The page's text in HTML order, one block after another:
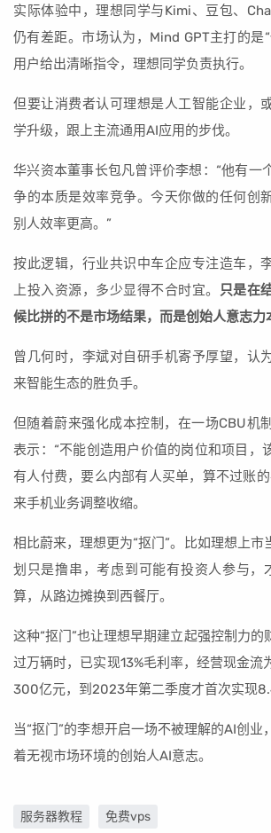
实际体验中，理想同学与Kimi、豆包、
仍有差距。市场认为，Mind GPT主打的是
用户给出清晰指令，理想同学负责执行。
但要让消费者认可理想是人工智能企业，
学升级，跟上主流通用AI应用的步伐。
华兴资本董事长包凡曾评价李想：“他有一
争的本质是效率竞争。今天你做的任何创
别人效率更高。”
按此逻辑，行业共识中车企应专注造车，
上投入资源，多少显得不合时宜。
只是在
候比拼的不是市场结果，而是创始人意志力
曾几何时，李斌对自研手机寄予厚望，认
来智能生态的胜负手。
但随着蔚来强化成本控制，在一场CBU机
表示：“不能创造用户价值的岗位和项目，
有人付费，要么内部有人买单，算不过账
来手机业务调整收缩。
相比蔚来，理想更为“抠门”。比如理想上市
划只是撸串，考虑到可能有投资人参与，
算，从路边摊换到西餐厅。
这种“抠门”也让理想早期建立起强控制力的
过万辆时，已实现13%毛利率，经营现金流
300亿元，到2023年第二季度才首次实现
当“抠门”的李想开启一场不被理解的AI创业
着无视市场环境的创始人AI意志。
服务器教程 免费vps